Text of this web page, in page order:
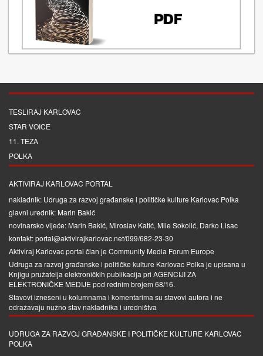
TESLIRAJ KARLOVAC
STAR VOICE
11. TEZA
POLKA
AKTIVIRAJ KARLOVAC PORTAL
nakladnik: Udruga za razvoj građanske i političke kulture Karlovac Polka
glavni urednik: Marin Bakić
novinarsko vijeće: Marin Bakić, Miroslav Katić, Mile Sokolić, Darko Lisac
kontakt: portal@aktivirajkarlovac.net/099/682-23-30
Aktiviraj Karlovac portal član je Community Media Forum Europe
Udruga za razvoj građanske i političke kulture Karlovac Polka je upisana u
Knjigu pružatelja elektroničkih publikacija pri AGENCIJI ZA
ELEKTRONIČKE MEDIJEpod rednim brojem 68/16.
Stavovi izneseni u kolumnama i komentarima su stavovi autora i ne
odražavaju nužno stav nakladnika i uredništva
UDRUGA ZA RAZVOJ GRAĐANSKE I POLITIČKE KULTURE KARLOVAC
POLKA